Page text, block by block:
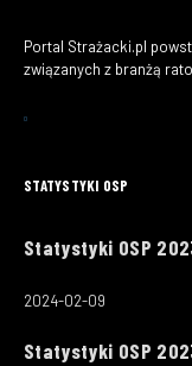
Portal Strażacki.pl
związanych z branżą
STATYSTYKI OSP
Statystyki OSP
2024-02-09
Statystyki OSP